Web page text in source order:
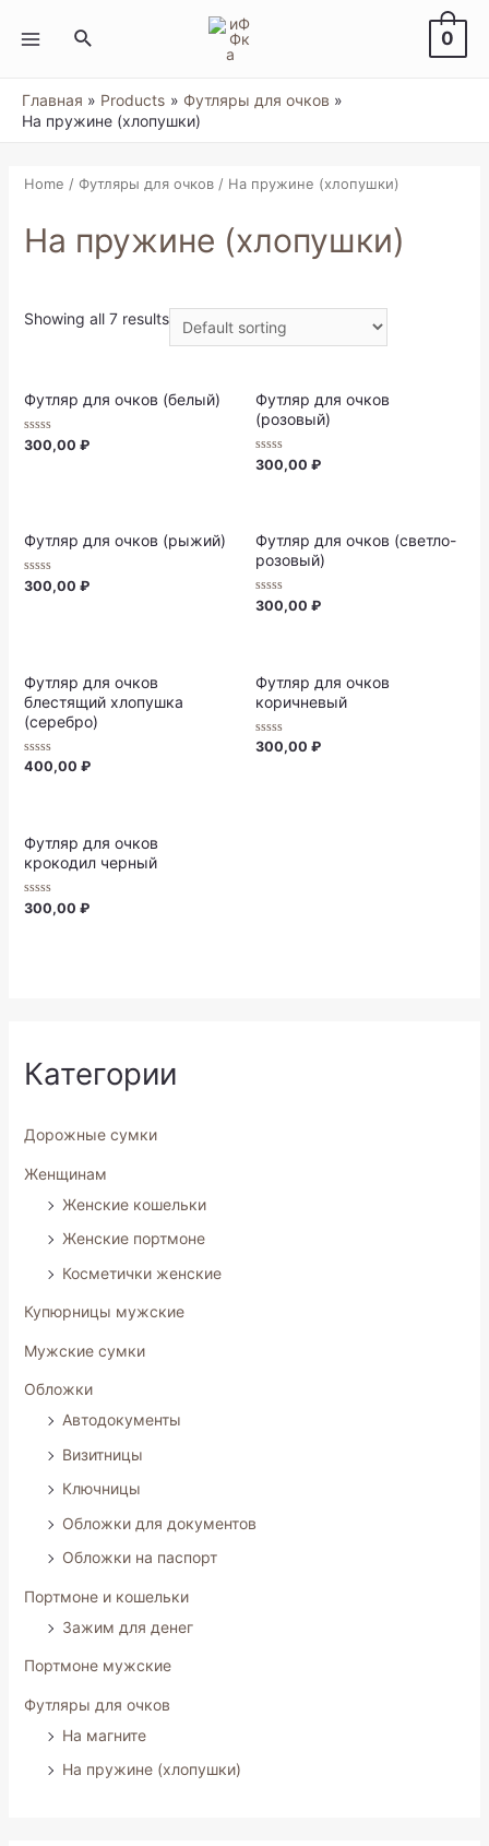
содержимому
MENU
Поиск 0
Главная Products
Футляры для очков
На пружине (хлопушки)
Категории
Дорожные сумки
Женщинам
Женские кошельки
Женские портмоне
Косметички женские
Купюрницы мужские
Мужские сумки
Обложки
Автодокументы
Визитницы
Ключницы
Обложки для документов
Обложки на паспорт
Портмоне и кошельки
Зажим для денег
Портмоне мужские
Футляры для очков
На магните
На пружине (хлопушки)
Home / Футляры для очков/ На пружине (хлопушки)
На пружине (хлопушки)
Showing all 7 results
Футляр для очков (белый)
Rated
300,00 ₽
Футляр для очков
(розовый)
Rated
300,00 ₽
Футляр для очков (рыжий)
Rated
300,00 ₽
Футляр для очков (светло-
розовый)
Rated
300,00 ₽
Футляр для очков
блестящий хлопушка
(серебро)
Rated
400,00 ₽
Футляр для очков
коричневый
Rated
300,00 ₽
Футляр для очков
крокодил черный
Rated
300,00 ₽